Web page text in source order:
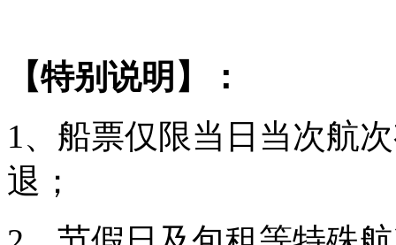
【特别说明】：
1、船票仅限当日当次航
退；